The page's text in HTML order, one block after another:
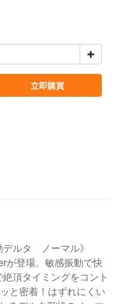
立即購買
ルタ ノーマル》
が登場。敏感振動で快
頂タイミングをコント
と密着！はずれにくい